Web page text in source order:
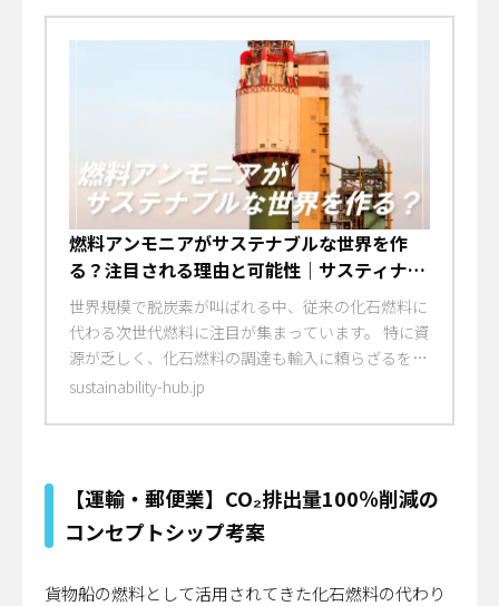
燃料アンモニアがサステナブルな世界を作
る？注目される理由と可能性｜サスティナビ
リティハブ
世界規模で脱炭素が叫ばれる中、従来の化石燃料に
代わる次世代燃料に注目が集まっています。 特に資
源が乏しく、化石燃料の調達も輸入に頼らざるを得
ない日本において、次世代燃料の開発と実用化は急
ア、特に燃料アンモニアにフォーカスして解説して
いきます。
sustainability-hub.jp
【運輸・郵便業】CO₂排出量100％削減の
コンセプトシップ考案
貨物船の燃料として活用されてきた化石燃料の代わり